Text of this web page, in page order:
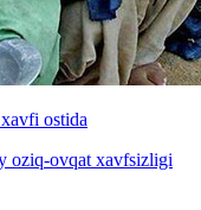
ostida
oziq-ovqat xavfsizligi